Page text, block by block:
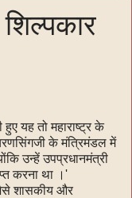
यह तो महाराष्ट्र के
के मंत्रिमंडल में
उन्हें उपप्रधानमंत्री
करना था ।'
शासकीय और